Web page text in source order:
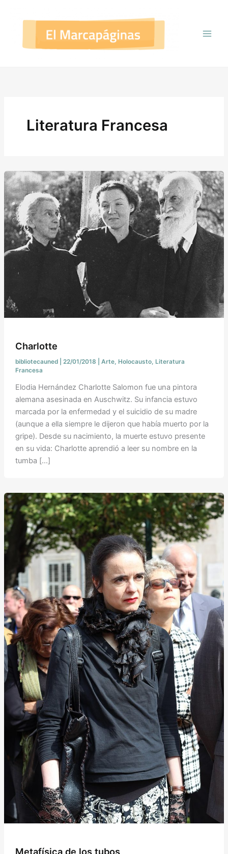
Literatura Francesa
Charlotte
bibliotecauned 22/01/2018 Arte, Holocausto, Literatura
Francesa
Elodia Hernández Charlotte Salomon fue una pintora
alemana asesinada en Auschwitz. Su infancia estuvo
marcada por la enfermedad y el suicidio de su madre
(aunque a ella siempre le dijeron que había muerto por la
gripe). Desde su nacimiento, la muerte estuvo presente
en su vida: Charlotte aprendió a leer su nombre en la
tumba […]
Metafísica de los tubos